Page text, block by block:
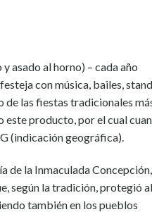
asado al horno) – cada año
con música, bailes,
de las fiestas tradicionales
este producto, por el cual
(indicación geográfica).
de la Inmaculada Concepción,
según la tradición, protegió al
también en los pueblos